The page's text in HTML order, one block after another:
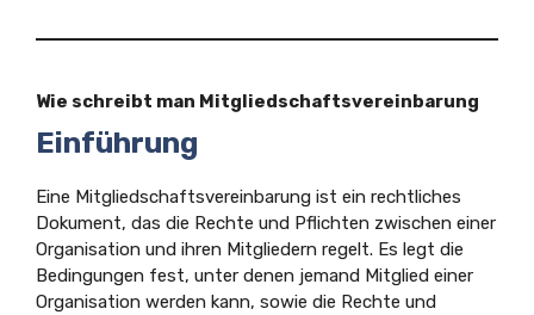
Wie schreibt man Mitgliedschaftsvereinbarung
Einführung
Eine Mitgliedschaftsvereinbarung ist ein rechtliches
Dokument, das die Rechte und Pflichten zwischen einer
Organisation und ihren Mitgliedern regelt. Es legt die
Bedingungen fest, unter denen jemand Mitglied einer
Organisation werden kann, sowie die Rechte und